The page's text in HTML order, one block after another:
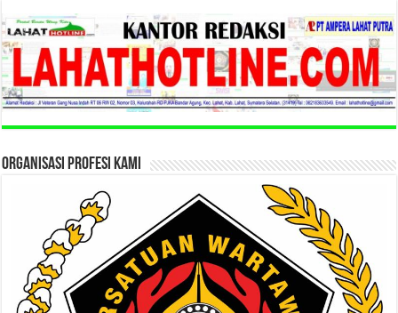
ORGANISASI PROFESI KAMI